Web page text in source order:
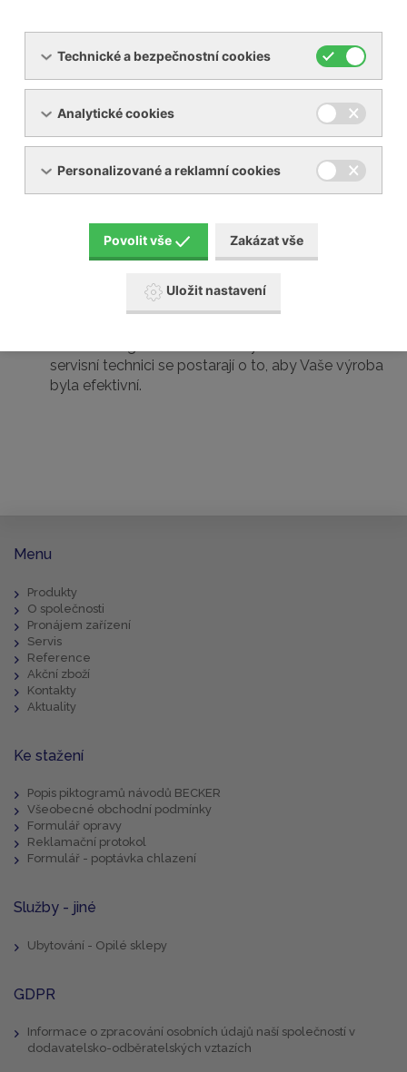
chlazení kapalin a stlačeného vzduchu.
Naší misí je naprostá spokojenost zákazníka
a hladký a bezproblémový chod výroby.
lisu, nebo špičkový plynotěsný kompresor na
hélium, kyslík, vodík a další plyny, pomůžeme vám
Díky tomu, že jsme autorizovaným zástupcem pro
servisní technici se postarají o to, aby Vaše výroba
byla efektivní.
Menu
Produkty
O společnosti
Pronájem zařízení
Servis
Reference
Akční zboží
Kontakty
Aktuality
Ke stažení
Popis piktogramů návodů BECKER
Všeobecné obchodní podmínky
Formulář opravy
Reklamační protokol
Formulář - poptávka chlazení
Služby - jiné
Ubytování - Opilé sklepy
GDPR
Informace o zpracování osobních údajů naší společností v
dodavatelsko-odběratelských vztazích
Technické a bezpečnostní cookies
Analytické cookies
Personalizované a reklamní cookies
Povolit vše Zakázat vše
Uložit nastavení